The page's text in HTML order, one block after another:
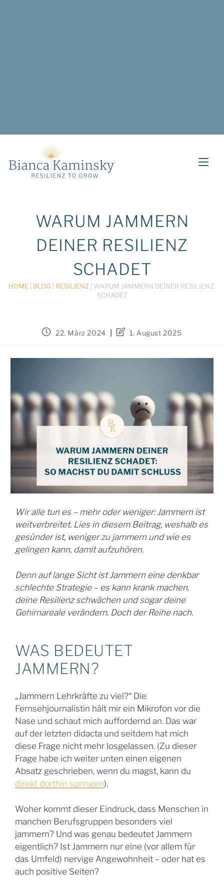
WARUM JAMMERN
DEINER RESILIENZ
SCHADET
HOME BLOG RESILIENZ
WARUM JAMMERN DEINER RESILIENZ
SCHADET
Beitrag22. März 2024
Beitrag
am:
1. August 2025
Wir alle tun es – mehr oder weniger: Jammern ist
weitverbreitet. Lies in diesem Beitrag, weshalb es
gesünder ist, weniger zu jammern und wie es
gelingen kann, damit aufzuhören.
Denn auf lange Sicht ist Jammern eine denkbar
schlechte Strategie – es kann krank machen,
deine Resilienz schwächen und sogar deine
Gehirnareale verändern. Doch der Reihe nach.
WAS BEDEUTET
JAMMERN?
„Jammern Lehrkräfte zu viel?“ Die
Fernsehjournalistin hält mir ein Mikrofon vor die
Nase und schaut mich auffordernd an. Das war
auf der letzten didacta und seitdem hat mich
diese Frage nicht mehr losgelassen. (Zu dieser
Frage habe ich weiter unten einen eigenen
Absatz geschrieben, wenn du magst, kann du
direkt dorthin springen).
Woher kommt dieser Eindruck, dass Menschen in
manchen Berufsgruppen besonders viel
jammern? Und was genau bedeutet Jammern
eigentlich? Ist Jammern nur eine (vor allem für
das Umfeld) nervige Angewohnheit – oder hat es
auch positive Seiten?